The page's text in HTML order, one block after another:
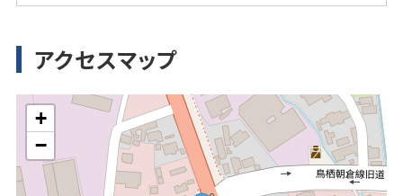
アクセスマップ
+
−